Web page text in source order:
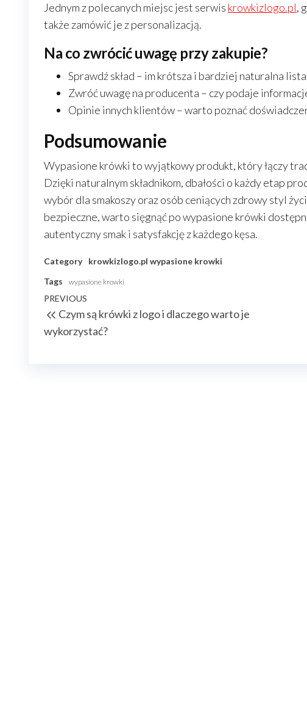
Jednym z polecanych miejsc jest serwis krowkizlogo.pl,
także zamówić je z personalizacją.
Na co zwrócić uwagę przy zakupie?
Sprawdź skład – im krótsza i bardziej naturalna
Zwróć uwagę na producenta – czy podaje
Opinie innych klientów – warto poznać
Podsumowanie
Wypasione krówki to wyjątkowy produkt, który łączy
Dzięki naturalnym składnikom, dbałości o każdy etap
wybór dla smakoszy oraz osób ceniących zdrowy styl
bezpieczne, warto sięgnąć po wypasione krówki
autentyczny smak i satysfakcję z każdego kęsa.
Category krowkizlogo.pl wypasione krowki
Tags
wypasione krowki
Nawigacja
wpisu
Previous
Post
PREVIOUS
Czym są krówki z logo i dlaczego warto je
wykorzystać?